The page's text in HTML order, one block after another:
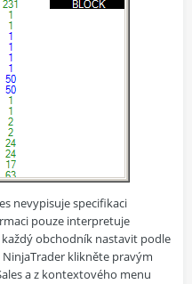
nevypisuje specifikaci
pouze interpretuje
obchodník nastavit podle
klikněte pravým
a z kontextového menu